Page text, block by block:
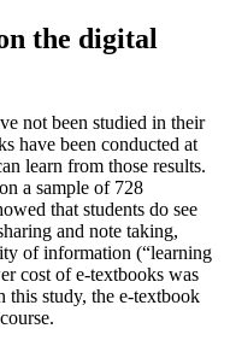
the digital
not been studied in their
have been conducted at
learn from those results.
a sample of 728
that students do see
and note taking,
of information (“learning
cost of e-textbooks was
this study, the e-textbook